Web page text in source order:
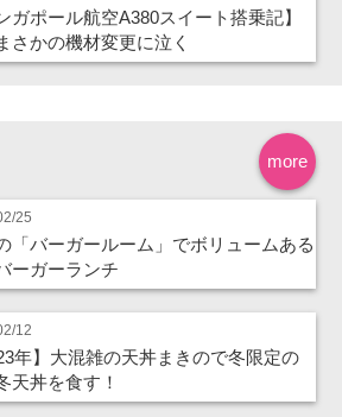
ガポール航空A380スイート搭乗記】
さかの機材変更に泣く
more
25
「バーガールーム」でボリュームある
ーガーランチ
12
年】大混雑の天丼まきので冬限定の
天丼を食す！